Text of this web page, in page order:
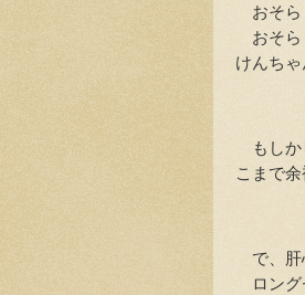
おそら
おそら
けんち
もしか
こまで
で、肝
ロング